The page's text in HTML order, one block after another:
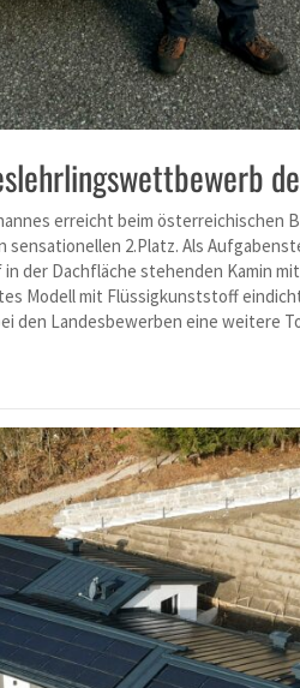
erreicht beim österreichischen
sensationellen 2.Platz. Als
der Dachfläche stehenden Kamin
Modell mit Flüssigkunststoff
den Landesbewerben eine weitere